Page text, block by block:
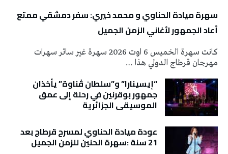
سهرة ميادة الحناوي و محمد خيري: سفر دمشقي ممتع
أعاد الجمهور لأغاني الزمن الجميل
كانت سهرة الخميس 6 اوت 2026 سهرة غير سائر سهرات
مهرجان قرطاج الدولي هذا …
“إيسينارا” و”سلطان ڤناوة” يأخذان
جمهور بوقرنين في رحلة إلى عمق
الموسيقى الجزائرية
عودة ميادة الحناوي لمسرح قرطاج بعد
21 سنة :سهرة الحنين للزمن الجميل